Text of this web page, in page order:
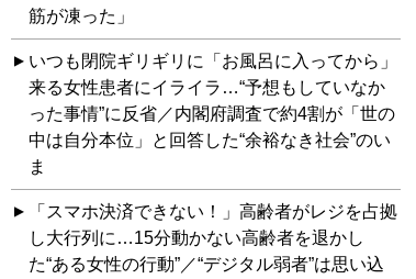
筋が凍った」
いつも閉院ギリギリに「お風呂に入ってから」
来る女性患者にイライラ…“予想もしていなか
った事情”に反省／内閣府調査で約4割が「世の
中は自分本位」と回答した“余裕なき社会”のい
ま
「スマホ決済できない！」高齢者がレジを占拠
し大行列に…15分動かない高齢者を退かし
た“ある女性の行動”／“デジタル弱者”は思い込